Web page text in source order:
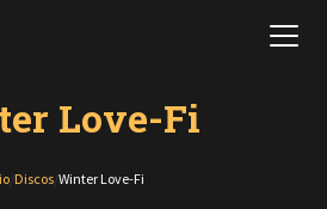
Love-Fi
/ Discos/ Winter Love-Fi